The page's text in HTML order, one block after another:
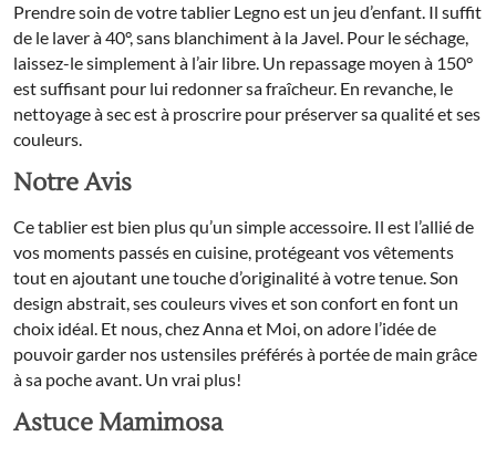
Prendre soin de votre tablier Legno est un jeu d’enfant. Il suffit
de le laver à 40°, sans blanchiment à la Javel. Pour le séchage,
laissez-le simplement à l’air libre. Un repassage moyen à 150°
est suffisant pour lui redonner sa fraîcheur. En revanche, le
nettoyage à sec est à proscrire pour préserver sa qualité et ses
couleurs.
Notre Avis
Ce tablier est bien plus qu’un simple accessoire. Il est l’allié de
vos moments passés en cuisine, protégeant vos vêtements
tout en ajoutant une touche d’originalité à votre tenue. Son
design abstrait, ses couleurs vives et son confort en font un
choix idéal. Et nous, chez Anna et Moi, on adore l’idée de
pouvoir garder nos ustensiles préférés à portée de main grâce
à sa poche avant. Un vrai plus!
Astuce Mamimosa